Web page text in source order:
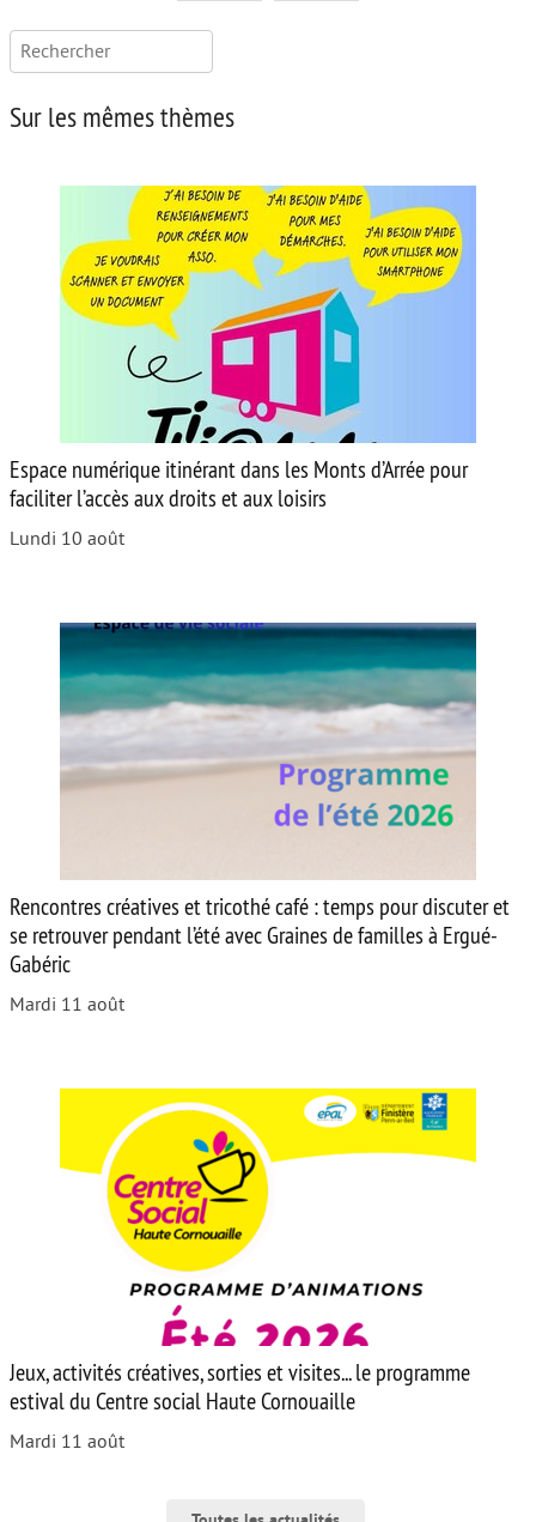
Rechercher :
Sur les mêmes thèmes
Espace numérique itinérant dans les Monts d’Arrée pour
faciliter l’accès aux droits et aux loisirs
Lundi 10 août
Rencontres créatives et tricothé café : temps pour discuter et
se retrouver pendant l’été avec Graines de familles à Ergué-
Gabéric
Mardi 11 août
Jeux, activités créatives, sorties et visites... le programme
estival du Centre social Haute Cornouaille
Mardi 11 août